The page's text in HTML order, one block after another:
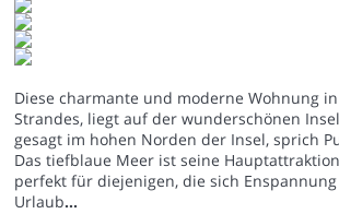
Diese charmante und moderne Wohnung
Strandes, liegt auf der wunderschönen
gesagt im hohen Norden der Insel, sprich
Das tiefblaue Meer ist seine
perfekt für diejenigen, die sich
Urlaub...